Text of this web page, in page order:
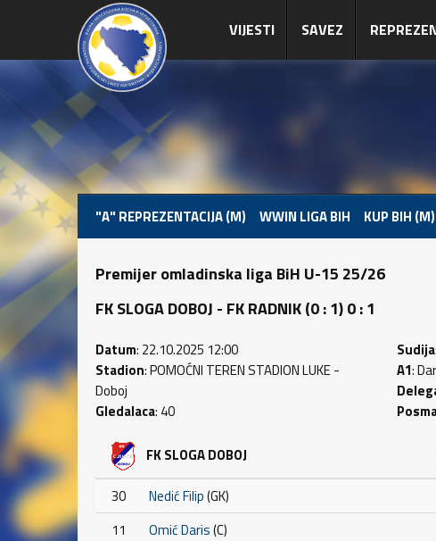
VIJESTI SAVEZ
"A" REPREZENTACIJA (M) WWIN LIGA BIH KUP BIH (M)
Premijer omladinska liga BiH U-15 25/26
FK SLOGA DOBOJ - FK RADNIK (0 : 1) 0 : 1
Datum: 22.10.2025 12:00
Stadion: POMOĆNI TEREN STADION LUKE -
Doboj
Gledalaca: 40
Sudija
A1:
FK SLOGA DOBOJ
30 Nedić Filip(GK)
11
Omić Daris(C)